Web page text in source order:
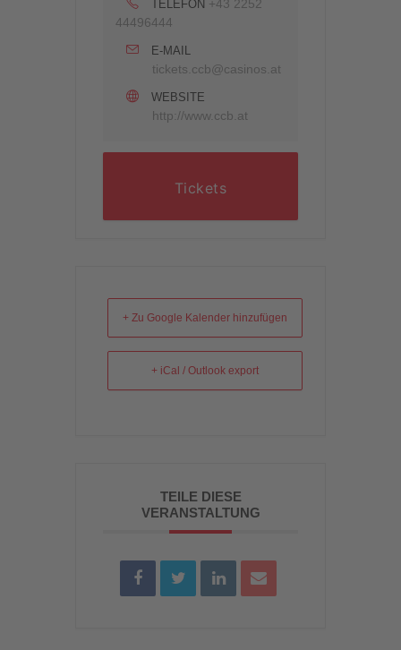
TELEFON +43 2252
44496444
E-MAIL
tickets.ccb@casinos.at
WEBSITE
http://www.ccb.at
Tickets
+ Zu Google Kalender hinzufügen
+ iCal / Outlook export
TEILE DIESE
VERANSTALTUNG